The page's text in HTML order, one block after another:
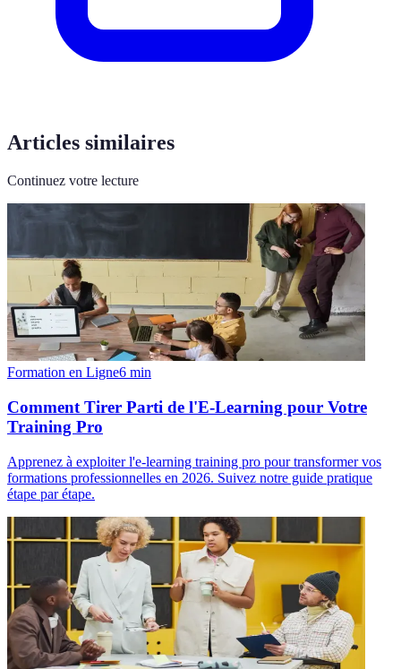
Articles similaires
Continuez votre lecture
Formation en Ligne6 min
Comment Tirer Parti de l'E-Learning pour Votre
Training Pro
Apprenez à exploiter l'e-learning training pro pour transformer vos
formations professionnelles en 2026. Suivez notre guide pratique
étape par étape.